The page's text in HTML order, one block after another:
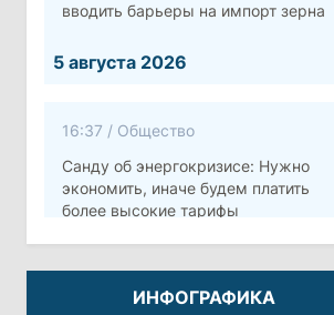
вводить барьеры на импорт зерна
5 августа 2026
16:37 / Общество
Санду об энергокризисе: Нужно
экономить, иначе будем платить
более высокие тарифы
10:12/Безопасность
Молдова готовит программу по
ИНФОГРАФИКА